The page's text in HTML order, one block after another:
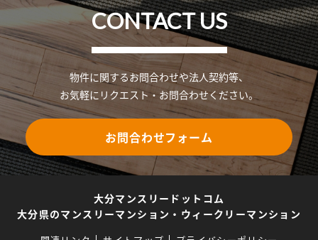
CONTACT US
物件に関するお問合わせや法人契約等、
お気軽にリクエスト・お問合わせください。
お問合わせフォーム
大分マンスリードットコム
大分県のマンスリーマンション・ウィークリーマンション